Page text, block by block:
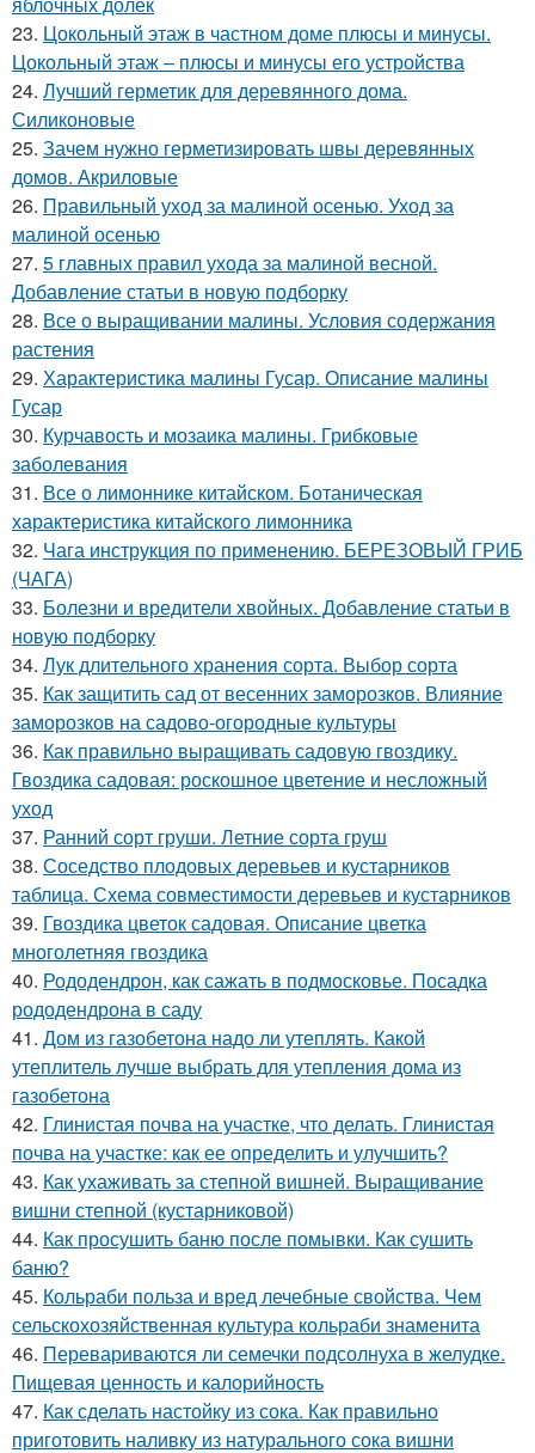
23. Цокольный этаж в частном доме плюсы и минусы.
Цокольный этаж – плюсы и минусы его устройства
24. Лучший герметик для деревянного дома.
Силиконовые
25. Зачем нужно герметизировать швы деревянных
домов. Акриловые
26. Правильный уход за малиной осенью. Уход за
малиной осенью
27. 5 главных правил ухода за малиной весной.
Добавление статьи в новую подборку
28. Все о выращивании малины. Условия содержания
растения
29. Характеристика малины Гусар. Описание малины
Гусар
30. Курчавость и мозаика малины. Грибковые
заболевания
31. Все о лимоннике китайском. Ботаническая
характеристика китайского лимонника
32. Чага инструкция по применению. БЕРЕЗОВЫЙ ГРИБ
(ЧАГА)
33. Болезни и вредители хвойных. Добавление статьи в
новую подборку
34. Лук длительного хранения сорта. Выбор сорта
35. Как защитить сад от весенних заморозков. Влияние
заморозков на садово-огородные культуры
36. Как правильно выращивать садовую гвоздику.
Гвоздика садовая: роскошное цветение и несложный
уход
37. Ранний сорт груши. Летние сорта груш
38. Соседство плодовых деревьев и кустарников
таблица. Схема совместимости деревьев и кустарников
39. Гвоздика цветок садовая. Описание цветка
многолетняя гвоздика
40. Рододендрон, как сажать в подмосковье. Посадка
рододендрона в саду
41. Дом из газобетона надо ли утеплять. Какой
утеплитель лучше выбрать для утепления дома из
газобетона
42. Глинистая почва на участке, что делать. Глинистая
почва на участке: как ее определить и улучшить?
43. Как ухаживать за степной вишней. Выращивание
вишни степной (кустарниковой)
44. Как просушить баню после помывки. Как сушить
баню?
45. Кольраби польза и вред лечебные свойства. Чем
сельскохозяйственная культура кольраби знаменита
46. Перевариваются ли семечки подсолнуха в желудке.
Пищевая ценность и калорийность
47. Как сделать настойку из сока. Как правильно
приготовить наливку из натурального сока вишни